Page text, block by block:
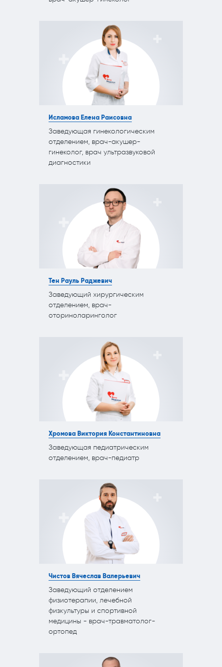
Исламова Елена Раисовна
Заведующая гинекологическим
отделением, врач-акушер-
гинеколог, врач ультразвуковой
диагностики
Тен Рауль Раджевич
Заведующий хирургическим
отделением, врач-
оториноларинголог
Хромова Виктория Константиновна
Заведующая педиатрическим
отделением, врач-педиатр
Чистов Вячеслав Валерьевич
Заведующий отделением
физиотерапии, лечебной
физкультуры и спортивной
медицины - врач-травматолог-
ортопед